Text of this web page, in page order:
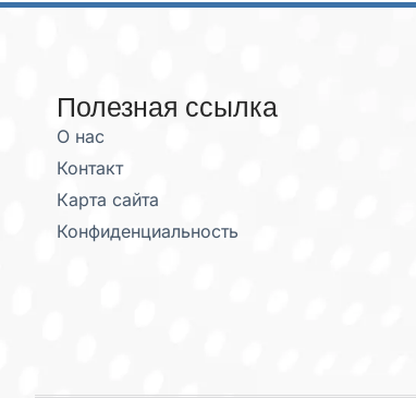
Полезная ссылка
О нас
Контакт
Карта сайта
Конфиденциальность